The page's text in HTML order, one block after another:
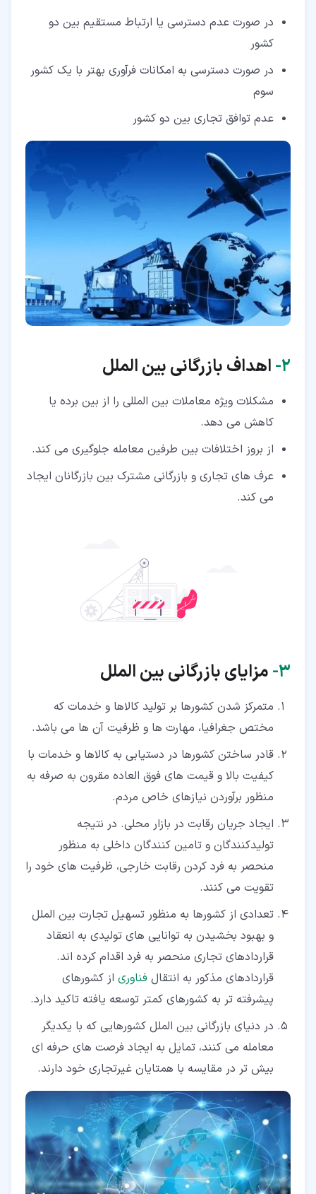
در صورت عدم دسترسی یا ارتباط مستقیم بین دو
کشور
در صورت دسترسی به امکانات فرآوری بهتر با یک کشور
سوم
عدم توافق تجاری بین دو کشور
۲‏- اهداف بازرگانی بین الملل
مشکلات ویژه معاملات بین المللی را از بین برده یا
کاهش می دهد.
از بروز اختلافات بین طرفین معامله جلوگیری می کند.
عرف های تجاری و بازرگانی مشترک بین بازرگانان ایجاد
می کند.
۳‏- مزایای بازرگانی بین الملل
متمرکز شدن کشورها بر تولید کالاها و خدمات که
مختص جغرافیا، مهارت ها و ظرفیت آن ها می باشد.
قادر ساختن کشورها در دستیابی به کالاها و خدمات با
کیفیت بالا و قیمت های فوق العاده مقرون به صرفه به
منظور برآوردن نیازهای خاص مردم.
ایجاد جریان رقابت در بازار محلی. در نتیجه
تولیدکنندگان و تامین کنندگان داخلی به منظور
منحصر به فرد کردن رقابت خارجی، ظرفیت های خود را
تقویت می کنند.
تعدادی از کشورها به منظور تسهیل تجارت بین الملل
و بهبود بخشیدن به توانایی های تولیدی به انعقاد
قراردادهای تجاری منحصر به فرد اقدام کرده اند.
قراردادهای مذکور به انتقال فناوری از کشورهای
پیشرفته تر به کشورهای کمتر توسعه یافته تاکید دارد.
در دنیای بازرگانی بین الملل کشورهایی که با یکدیگر
معامله می کنند، تمایل به ایجاد فرصت های حرفه ای
بیش تر در مقایسه با همتایان غیرتجاری خود دارند.